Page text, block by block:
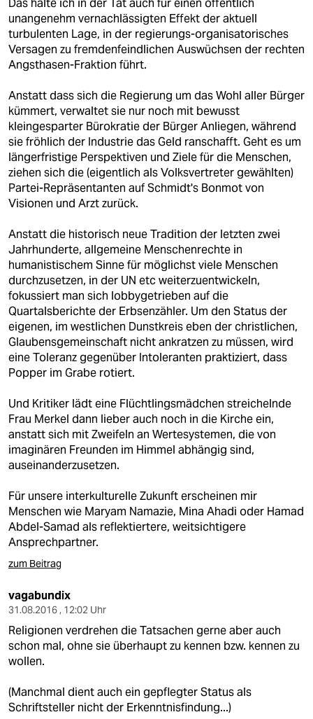
epaper login
Das halte ich in der Tat auch für einen öffentlich
unangenehm vernachlässigten Effekt der aktuell
turbulenten Lage, in der regierungs-organisatorisches
Versagen zu fremdenfeindlichen Auswüchsen der rechten
Angsthasen-Fraktion führt.
Anstatt dass sich die Regierung um das Wohl aller Bürger
kümmert, verwaltet sie nur noch mit bewusst
kleingesparter Bürokratie der Bürger Anliegen, während
sie fröhlich der Industrie das Geld ranschafft. Geht es um
längerfristige Perspektiven und Ziele für die Menschen,
ziehen sich die (eigentlich als Volksvertreter gewählten)
Partei-Repräsentanten auf Schmidt's Bonmot von
Visionen und Arzt zurück.
Anstatt die historisch neue Tradition der letzten zwei
Jahrhunderte, allgemeine Menschenrechte in
humanistischem Sinne für möglichst viele Menschen
durchzusetzen, in der UN etc weiterzuentwickeln,
fokussiert man sich lobbygetrieben auf die
Quartalsberichte der Erbsenzähler. Um den Status der
eigenen, im westlichen Dunstkreis eben der christlichen,
Glaubensgemeinschaft nicht ankratzen zu müssen, wird
eine Toleranz gegenüber Intoleranten praktiziert, dass
Popper im Grabe rotiert.
Und Kritiker lädt eine Flüchtlingsmädchen streichelnde
Frau Merkel dann lieber auch noch in die Kirche ein,
anstatt sich mit Zweifeln an Wertesystemen, die von
imaginären Freunden im Himmel abhängig sind,
auseinanderzusetzen.
Für unsere interkulturelle Zukunft erscheinen mir
Menschen wie Maryam Namazie, Mina Ahadi oder Hamad
Abdel-Samad als reflektiertere, weitsichtigere
Ansprechpartner.
zum Beitrag
vagabundix
31.08.2016 , 12:02 Uhr
Religionen verdrehen die Tatsachen gerne aber auch
schon mal, ohne sie überhaupt zu kennen bzw. kennen zu
wollen.
(Manchmal dient auch ein gepflegter Status als
Schriftsteller nicht der Erkenntnisfindung...)